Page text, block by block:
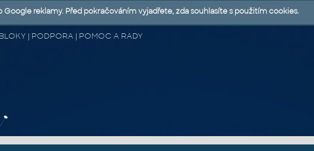
| PODPORA | POMOC A RADY
reklamy. Před pokračováním vyjadřete, zda souhlasíte s použitím cookies.